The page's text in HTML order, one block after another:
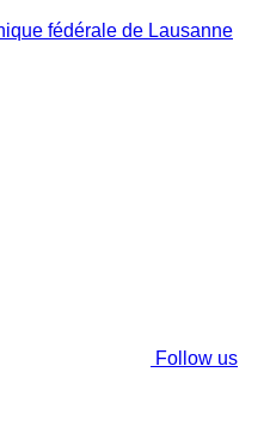
Follow us